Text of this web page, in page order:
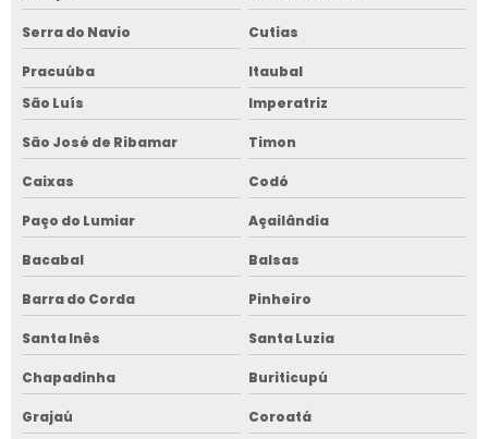
Serra do Navio Cutias
Pracuúba
Itaubal
São Luís
Imperatriz
São José de Ribamar Timon
Caixas Codó
Paço do Lumiar Açailândia
Bacabal Balsas
Barra do Corda Pinheiro
Santa Inês Santa Luzia
Chapadinha Buriticupú
Grajaú Coroatá